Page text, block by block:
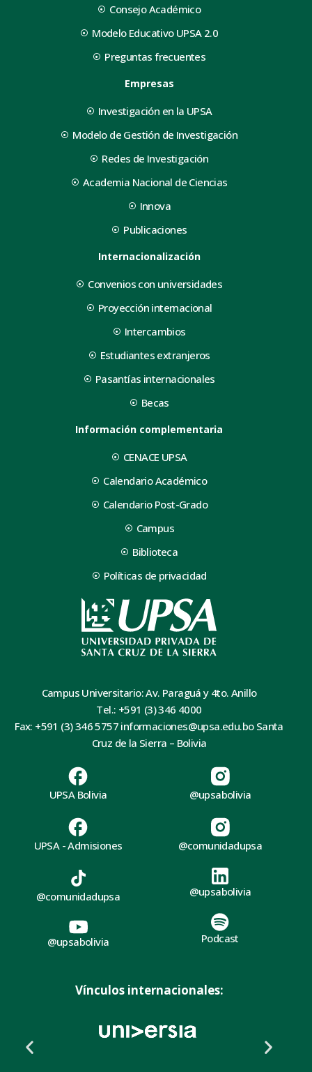
Consejo Académico
Modelo Educativo UPSA 2.0
Preguntas frecuentes
Empresas
Investigación en la UPSA
Modelo de Gestión de Investigación
Redes de Investigación
Academia Nacional de Ciencias
Innova
Publicaciones
Internacionalización
Convenios con universidades
Proyección internacional
Intercambios
Estudiantes extranjeros
Pasantías internacionales
Becas
Información complementaria
CENACE UPSA
Calendario Académico
Calendario Post-Grado
Campus
Biblioteca
Políticas de privacidad
Campus Universitario: Av. Paraguá y 4to. Anillo
Tel.: +591 (3) 346 4000
Fax: +591 (3) 346 5757 informaciones@upsa.edu.bo Santa
Cruz de la Sierra – Bolivia
UPSA Bolivia
UPSA - Admisiones
@upsabolivia
@comunidadupsa
@comunidadupsa
@upsabolivia
@upsabolivia
Podcast
Vínculos internacionales: